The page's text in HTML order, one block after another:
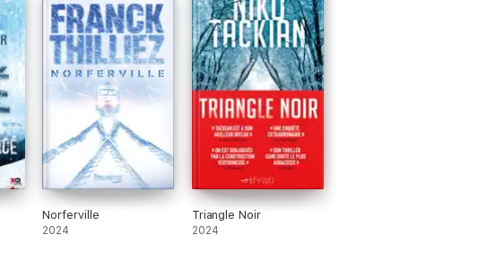
Norferville
2024
Triangle Noir
2024